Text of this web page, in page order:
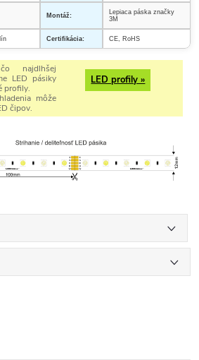
Montáž:
Lepiaca páska značky
3M
Certifikácia: CE, RoHS
najdlhšej
LED pásiky
profily.
môže
čipov.
LED profily »